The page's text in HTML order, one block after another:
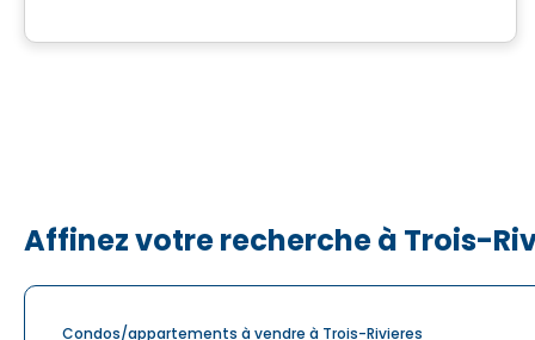
Affinez votre recherche à Trois-
Condos/appartements à vendre à Trois-Rivieres